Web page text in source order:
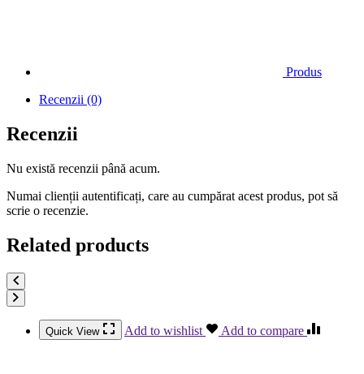
Produs
Recenzii (0)
Recenzii
Nu există recenzii până acum.
Numai clienții autentificați, care au cumpărat acest produs, pot să
scrie o recenzie.
Related products
Quick View Add to wishlist Add to compare